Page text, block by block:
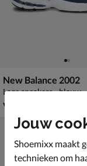
New Balance 2002
Lage sneakers - blauw
vanaf € 99,99
v.a.
Jouw
Shoemixx maakt
technieken om